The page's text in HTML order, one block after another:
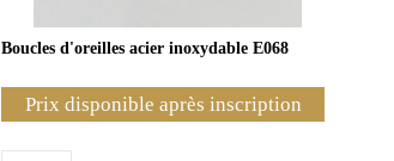
Boucles d'oreilles acier inoxydable E068
Prix disponible après inscription